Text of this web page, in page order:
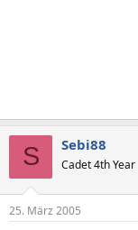
S Sebi88
Cadet 4th Year
25. März 2005